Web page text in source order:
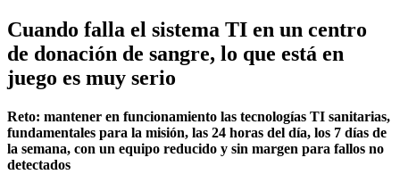
Cuando falla el sistema TI en un centro
de donación de sangre, lo que está en
juego es muy serio
Reto: mantener en funcionamiento las tecnologías TI sanitarias,
fundamentales para la misión, las 24 horas del día, los 7 días de
la semana, con un equipo reducido y sin margen para fallos no
detectados